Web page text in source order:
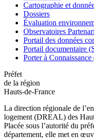
Cartographie et
Dossiers
Évaluation
Observatoires
Portail des données
Portail documentaire
Porter à
Préfet
de la région
Hauts-de-France
La direction régionale de
logement (DREAL) des
Placée sous l’autorité du
département, elle met en